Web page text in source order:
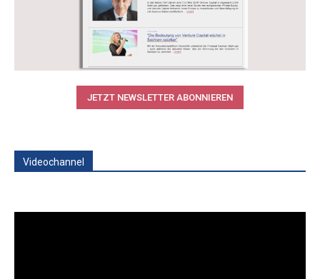
JETZT NEWSLETTER ABONNIEREN
Videochannel